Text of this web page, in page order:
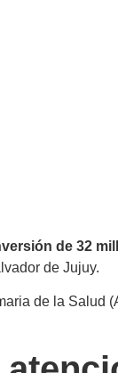
de 32
de Jujuy.
de la